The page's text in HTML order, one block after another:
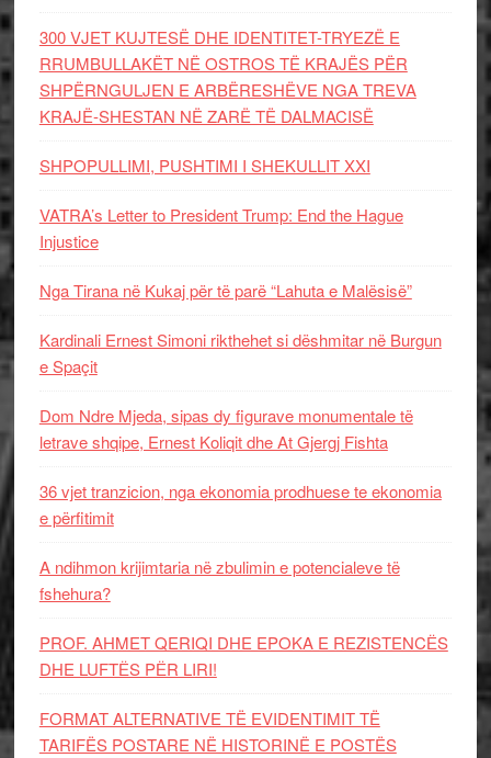
300 VJET KUJTESË DHE IDENTITET-TRYEZË E
RRUMBULLAKËT NË OSTROS TË KRAJËS PËR
SHPËRNGULJEN E ARBËRESHËVE NGA TREVA
KRAJË-SHESTAN NË ZARË TË DALMACISË
SHPOPULLIMI, PUSHTIMI I SHEKULLIT XXI
VATRA’s Letter to President Trump: End the Hague
Injustice
Nga Tirana në Kukaj për të parë “Lahuta e Malësisë”
Kardinali Ernest Simoni rikthehet si dëshmitar në Burgun
e Spaçit
Dom Ndre Mjeda, sipas dy figurave monumentale të
letrave shqipe, Ernest Koliqit dhe At Gjergj Fishta
36 vjet tranzicion, nga ekonomia prodhuese te ekonomia
e përfitimit
A ndihmon krijimtaria në zbulimin e potencialeve të
fshehura?
PROF. AHMET QERIQI DHE EPOKA E REZISTENCЁS
DHE LUFTЁS PЁR LIRI!
FORMAT ALTERNATIVE TË EVIDENTIMIT TË
TARIFËS POSTARE NË HISTORINË E POSTËS